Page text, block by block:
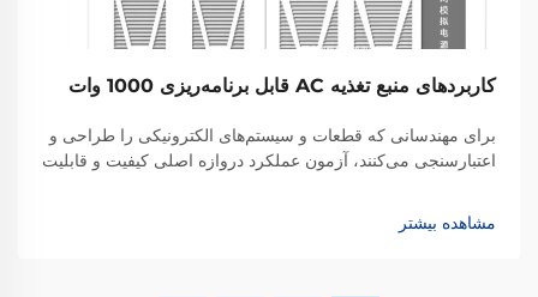
کاربردهای منبع تغذیه AC قابل برنامه‌ریزی 1000 وات
برای مهندسانی که قطعات و سیستم‌های الکترونیکی را طراحی و
اعتبارسنجی می‌کنند، آزمون عملکرد دروازه اصلی کیفیت و قابلیت
...
مشاهده بیشتر